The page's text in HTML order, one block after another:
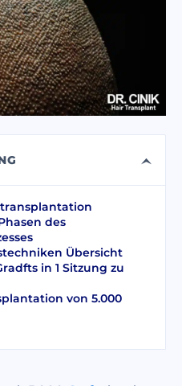
des
Übersicht
in 1 Sitzung zu
von 5.000